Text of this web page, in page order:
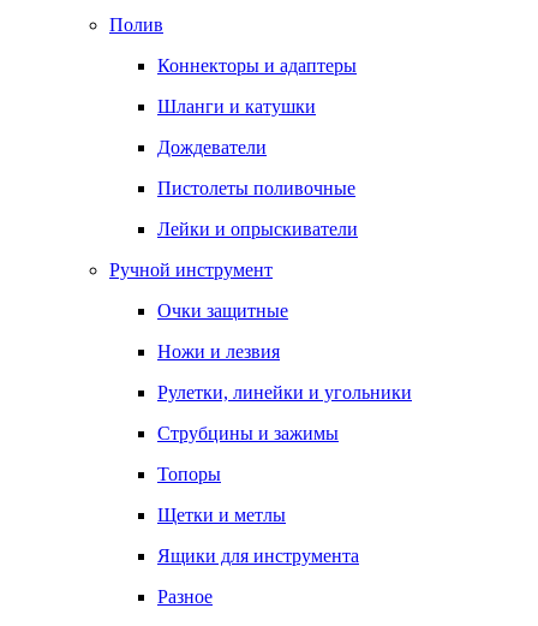
Полив
Коннекторы и адаптеры
Шланги и катушки
Дождеватели
Пистолеты поливочные
Лейки и опрыскиватели
Ручной инструмент
Очки защитные
Ножи и лезвия
Рулетки, линейки и угольники
Струбцины и зажимы
Топоры
Щетки и метлы
Ящики для инструмента
Разное